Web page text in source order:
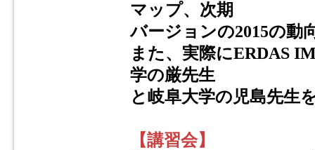
マップ、次期
バージョンの2015の動
また、実際にERDAS
学の厳先生
と岐阜大学の児島先生
【講習会】